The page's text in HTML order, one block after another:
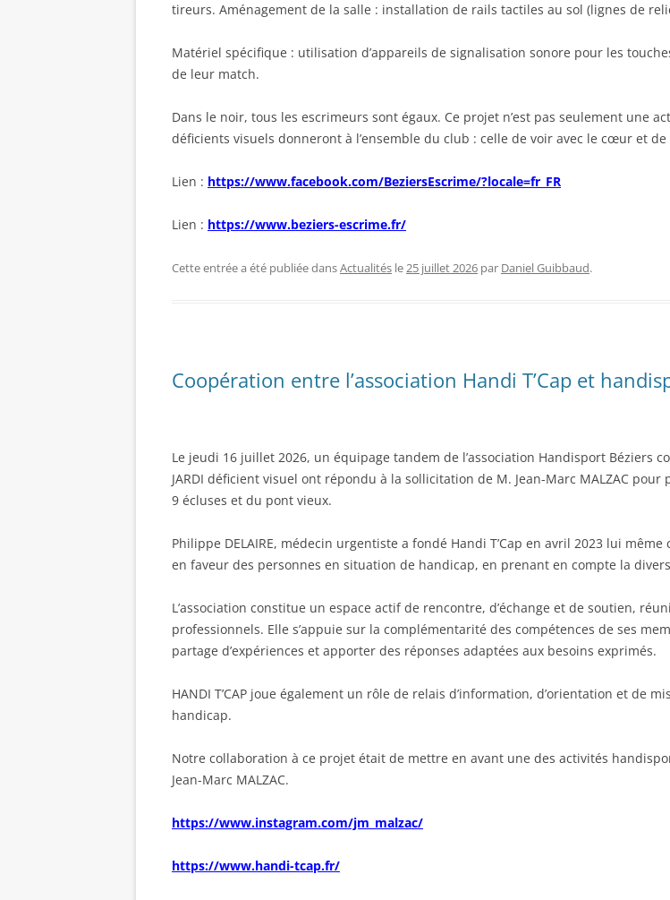
tireurs. Aménagement de la salle : installation de rails tactiles au sol (lignes de
Matériel spécifique : utilisation d’appareils de signalisation sonore pour les
de leur match.
Dans le noir, tous les escrimeurs sont égaux. Ce projet n’est pas seulement une
déficients visuels donneront à l’ensemble du club : celle de voir avec le cœur et de
Lien : https://www.facebook.com/BeziersEscrime/?locale=fr_FR
Lien : https://www.beziers-escrime.fr/
Cette entrée a été publiée dansActualités le25 juillet 2026 par Daniel Guibbaud.
Coopération entre l’association Handi T’Cap et
Le jeudi 16 juillet 2026, un équipage tandem de l’association Handisport Béziers
JARDI déficient visuel ont répondu à la sollicitation de M. Jean-Marc MALZAC
9 écluses et du pont vieux.
Philippe DELAIRE, médecin urgentiste a fondé Handi T’Cap en avril 2023 lui
en faveur des personnes en situation de handicap, en prenant en compte la
L’association constitue un espace actif de rencontre, d’échange et de soutien,
professionnels. Elle s’appuie sur la complémentarité des compétences de ses
partage d’expériences et apporter des réponses adaptées aux besoins exprimés.
HANDI T’CAP joue également un rôle de relais d’information, d’orientation et de
handicap.
Notre collaboration à ce projet était de mettre en avant une des activités
Jean-Marc MALZAC.
https://www.instagram.com/jm_malzac/
https://www.handi-tcap.fr/